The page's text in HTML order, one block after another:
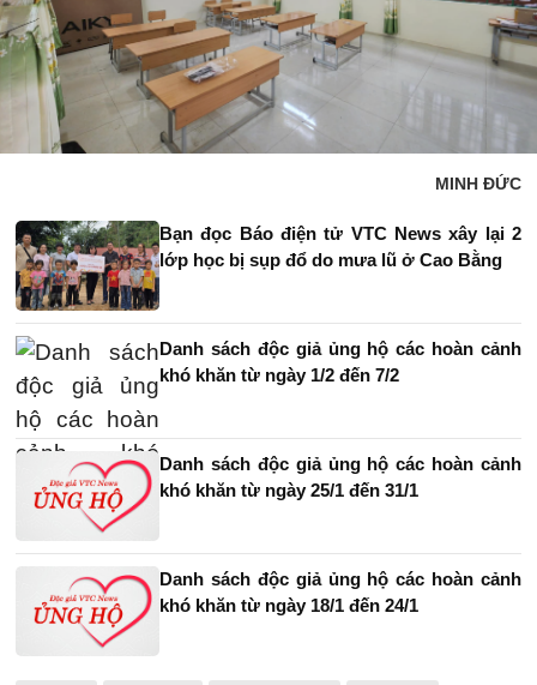
MINH ĐỨC
Bạn đọc Báo điện tử VTC News xây lại 2
lớp học bị sụp đổ do mưa lũ ở Cao Bằng
Danh sách độc giả ủng hộ các hoàn cảnh
khó khăn từ ngày 1/2 đến 7/2
Danh sách độc giả ủng hộ các hoàn cảnh
khó khăn từ ngày 25/1 đến 31/1
Danh sách độc giả ủng hộ các hoàn cảnh
khó khăn từ ngày 18/1 đến 24/1